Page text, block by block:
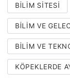
BILIM SITESI
BILIM VE
BILIM VE
KÖPEKLERDE